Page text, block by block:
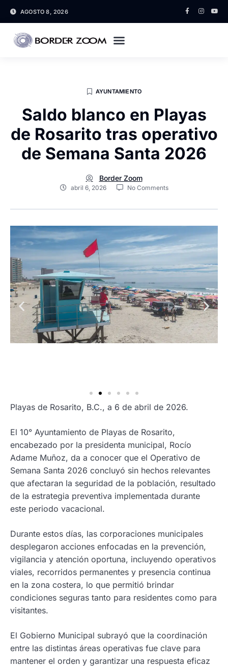
AGOSTO 8, 2026
AYUNTAMIENTO
Saldo blanco en Playas
de Rosarito tras operativo
de Semana Santa 2026
Border Zoom
abril 6, 2026 No Comments
Playas de Rosarito, B.C., a 6 de abril de 2026.
El 10° Ayuntamiento de Playas de Rosarito,
encabezado por la presidenta municipal, Rocío
Adame Muñoz, da a conocer que el Operativo de
Semana Santa 2026 concluyó sin hechos relevantes
que afectaran la seguridad de la población, resultado
de la estrategia preventiva implementada durante
este periodo vacacional.
Durante estos días, las corporaciones municipales
desplegaron acciones enfocadas en la prevención,
vigilancia y atención oportuna, incluyendo operativos
viales, recorridos permanentes y presencia continua
en la zona costera, lo que permitió brindar
condiciones seguras tanto para residentes como para
visitantes.
El Gobierno Municipal subrayó que la coordinación
entre las distintas áreas operativas fue clave para
mantener el orden y garantizar una respuesta eficaz